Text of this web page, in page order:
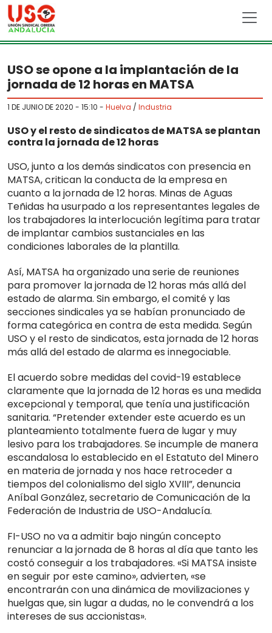
Skip to main content
USO se opone a la implantación de la
jornada de 12 horas en MATSA
1 DE JUNIO DE 2020 - 15:10 - Huelva / Industria
USO y el resto de sindicatos de MATSA se plantan
contra la jornada de 12 horas
USO, junto a los demás sindicatos con presencia en
MATSA, critican la conducta de la empresa en
cuanto a la jornada de 12 horas. Minas de Aguas
Teñidas ha usurpado a los representantes legales de
los trabajadores la interlocución legítima para tratar
de implantar cambios sustanciales en las
condiciones laborales de la plantilla.
Así, MATSA ha organizado una serie de reuniones
para promover la jornada de 12 horas más allá del
estado de alarma. Sin embargo, el comité y las
secciones sindicales ya se habían pronunciado de
forma categórica en contra de esta medida. Según
USO y el resto de sindicatos, esta jornada de 12 horas
más allá del estado de alarma es innegociable.
El acuerdo sobre medidas del covid-19 establece
claramente que la jornada de 12 horas es una medida
excepcional y temporal, que tenía una justificación
sanitaria. “Pretender extender este acuerdo es un
planteamiento totalmente fuera de lugar y muy
lesivo para los trabajadores. Se incumple de manera
escandalosa lo establecido en el Estatuto del Minero
en materia de jornada y nos hace retroceder a
tiempos del colonialismo del siglo XVIII”, denuncia
Aníbal González, secretario de Comunicación de la
Federación de Industria de USO-Andalucía.
FI-USO no va a admitir bajo ningún concepto
renunciar a la jornada de 8 horas al día que tanto les
costó conseguir a los trabajadores. «Si MATSA insiste
en seguir por este camino», advierten, «se
encontrarán con una dinámica de movilizaciones y
huelgas que, sin lugar a dudas, no le convendrá a los
intereses de sus accionistas».